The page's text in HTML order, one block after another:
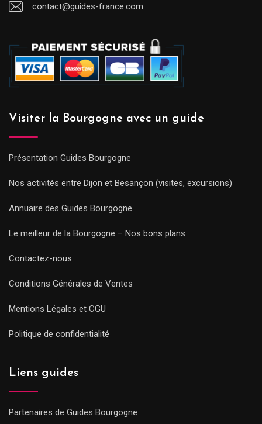
contact@guides-france.com
Visiter la Bourgogne avec un guide
Présentation Guides Bourgogne
Nos activités entre Dijon et Besançon (visites, excursions)
Annuaire des Guides Bourgogne
Le meilleur de la Bourgogne – Nos bons plans
Contactez-nous
Conditions Générales de Ventes
Mentions Légales et CGU
Politique de confidentialité
Liens guides
Partenaires de Guides Bourgogne